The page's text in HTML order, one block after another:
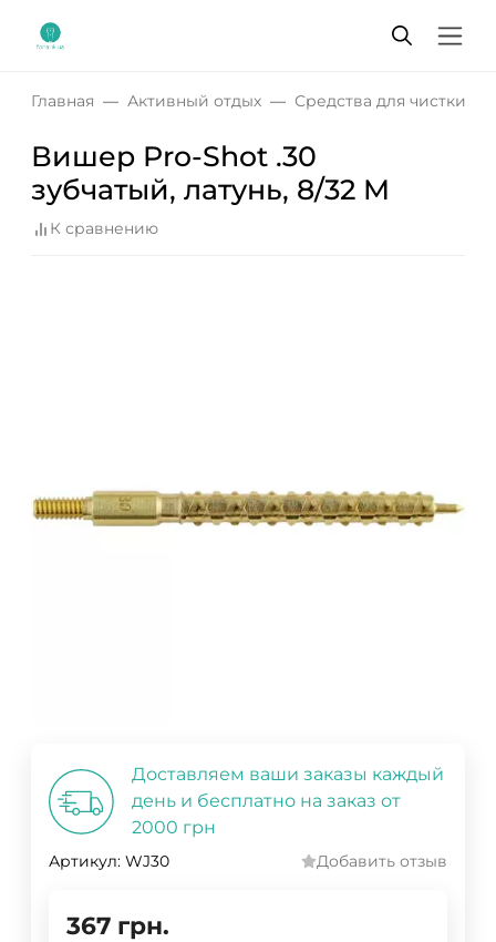
Главная Активный отдых Средства для чистки
Вишер Pro-Shot .30
зубчатый, латунь, 8/32 M
К сравнению
Доставляем ваши заказы каждый
день и бесплатно на заказ от
2000 грн
Артикул: WJ30 Добавить отзыв
367 грн.